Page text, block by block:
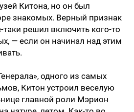
Китона, но он был
знакомых. Верный признак
таки решил включить кого-то
— если он начинал над этим
одного из самых
Китон устроил веселую
главной роли Мэрион